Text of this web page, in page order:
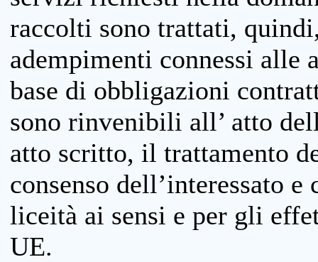
raccolti sono trattati,
adempimenti connessi
base di obbligazioni
sono rinvenibili all’ atto
atto scritto, il trattamento
consenso dell’interessato
liceità ai sensi e per gli
UE.